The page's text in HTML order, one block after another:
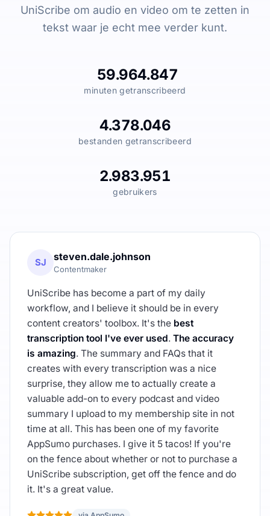
UniScribe om audio en video om te zetten in
tekst waar je echt mee verder kunt.
59.964.847
minuten getranscribeerd
4.378.046
bestanden getranscribeerd
2.983.951
gebruikers
SJ steven.dale.johnson
Contentmaker
UniScribe has become a part of my daily
workflow, and I believe it should be in every
content creators' toolbox. It's the best
transcription tool I've ever used. The accuracy
is amazing. The summary and FAQs that it
creates with every transcription was a nice
surprise, they allow me to actually create a
valuable add-on to every podcast and video
summary I upload to my membership site in not
time at all. This has been one of my favorite
AppSumo purchases. I give it 5 tacos! If you're
on the fence about whether or not to purchase a
UniScribe subscription, get off the fence and do
it. It's a great value.